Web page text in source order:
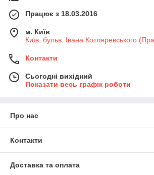
Працює з 18.03.2016
м. Київ
Київ, бульв. Івана Котляревського
Контакти
Сьогодні вихідний
Показати весь графік роботи
Про нас
Контакти
Доставка та оплата